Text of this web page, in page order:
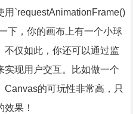
用`requestAnimationFrame()
下，你的画布上有一个小球
不仅如此，你还可以通过监
实现用户交互。比如做一个
的可玩性非常高，只
果！